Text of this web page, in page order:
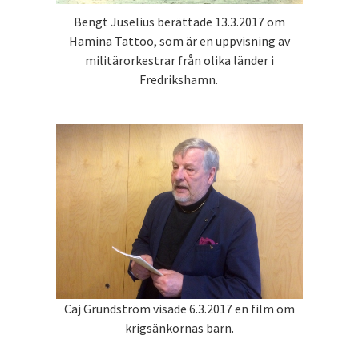
Bengt Juselius berättade 13.3.2017 om
Hamina Tattoo, som är en uppvisning av
militärorkestrar från olika länder i
Fredrikshamn.
Caj Grundström visade 6.3.2017 en film om
krigsänkornas barn.